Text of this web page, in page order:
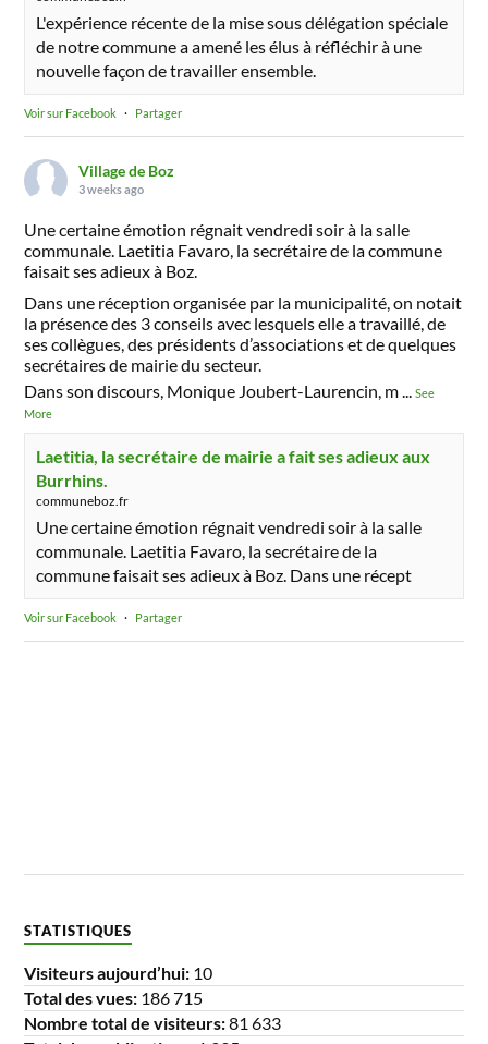
L'expérience récente de la mise sous délégation spéciale
de notre commune a amené les élus à réfléchir à une
nouvelle façon de travailler ensemble.
Voir sur Facebook · Partager
Village de Boz
3 weeks ago
Une certaine émotion régnait vendredi soir à la salle
communale. Laetitia Favaro, la secrétaire de la commune
faisait ses adieux à Boz.
Dans une réception organisée par la municipalité, on notait
la présence des 3 conseils avec lesquels elle a travaillé, de
ses collègues, des présidents d’associations et de quelques
secrétaires de mairie du secteur.
Dans son discours, Monique Joubert-Laurencin, m...See
More
Laetitia, la secrétaire de mairie a fait ses adieux aux
Burrhins.
communeboz.fr
Une certaine émotion régnait vendredi soir à la salle
communale. Laetitia Favaro, la secrétaire de la
commune faisait ses adieux à Boz. Dans une récept
Voir sur Facebook · Partager
STATISTIQUES
Visiteurs aujourd’hui: 10
Total des vues: 186 715
Nombre total de visiteurs:81 633